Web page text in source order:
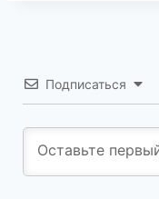
Подписаться